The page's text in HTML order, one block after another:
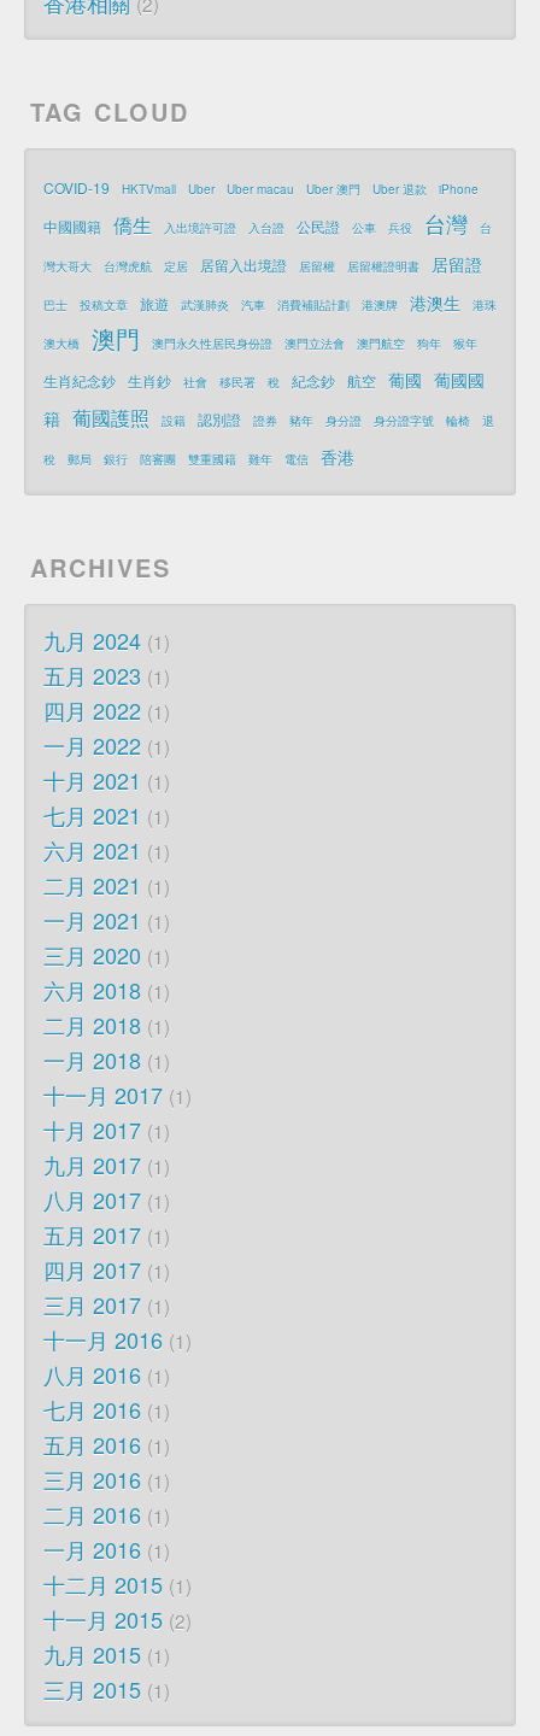
TAG CLOUD
COVID-19 HKTVmall Uber Uber macau Uber 澳門 Uber 退款 iPhone
中國國籍 僑生 入出境許可證 入台證 公民證 公車 兵役 台灣 台
灣大哥大 台灣虎航 定居 居留入出境證 居留權 居留權證明書 居留證
巴士 投稿文章 旅遊 武漢肺炎 汽車 消費補貼計劃 港澳牌 港澳生 港珠
澳大橋 澳門 澳門永久性居民身份證 澳門立法會 澳門航空 狗年 猴年
生肖紀念鈔 生肖鈔 社會 移民署 稅 紀念鈔 航空 葡國 葡國國
籍 葡國護照 設籍 認別證 證券 豬年 身分證 身分證字號 輪椅 退
稅 郵局 銀行 陪審團 雙重國籍 雞年 電信 香港
ARCHIVES
九月 2024 1
五月 2023 1
四月 2022 1
一月 2022 1
十月 2021 1
七月 2021 1
六月 2021 1
二月 2021 1
一月 2021 1
三月 2020 1
六月 2018 1
二月 2018 1
一月 2018 1
十一月 2017 1
十月 2017 1
九月 2017 1
八月 2017 1
五月 2017 1
四月 2017 1
三月 2017 1
十一月 2016 1
八月 2016 1
七月 2016 1
五月 2016 1
三月 2016 1
二月 2016 1
一月 2016 1
十二月 2015 1
十一月 2015 2
九月 2015 1
三月 2015 1